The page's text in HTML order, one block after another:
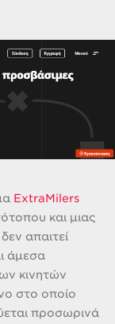
ExtraMilers
και μιας
απαιτεί
άμεσα
κινητών
στο οποίο
προσωρινά